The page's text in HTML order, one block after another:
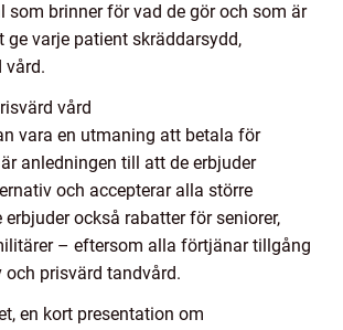
som brinner för vad de gör och som är
ge varje patient skräddarsydd,
vård.
vård
vara en utmaning att betala för
anledningen till att de erbjuder
och accepterar alla större
också rabatter för seniorer,
– eftersom alla förtjänar tillgång
prisvärd tandvård.
en kort presentation om